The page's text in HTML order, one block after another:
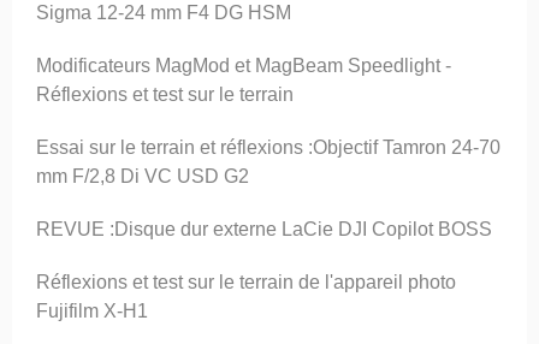
Sigma 12-24 mm F4 DG HSM
Modificateurs MagMod et MagBeam Speedlight -
Réflexions et test sur le terrain
Essai sur le terrain et réflexions :Objectif Tamron 24-70
mm F/2,8 Di VC USD G2
REVUE :Disque dur externe LaCie DJI Copilot BOSS
Réflexions et test sur le terrain de l'appareil photo
Fujifilm X-H1